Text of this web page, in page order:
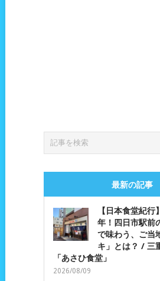
最新の記事
【日本食堂紀
年！四日市駅前
で味わう、ご当
キ」とは？ / 三
「あさひ食堂」
2026/08/09